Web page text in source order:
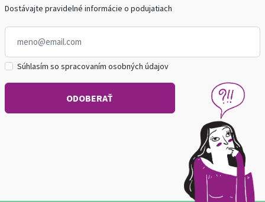
Dostávajte pravidelné informácie o podujatiach
Súhlasím so spracovaním osobných údajov